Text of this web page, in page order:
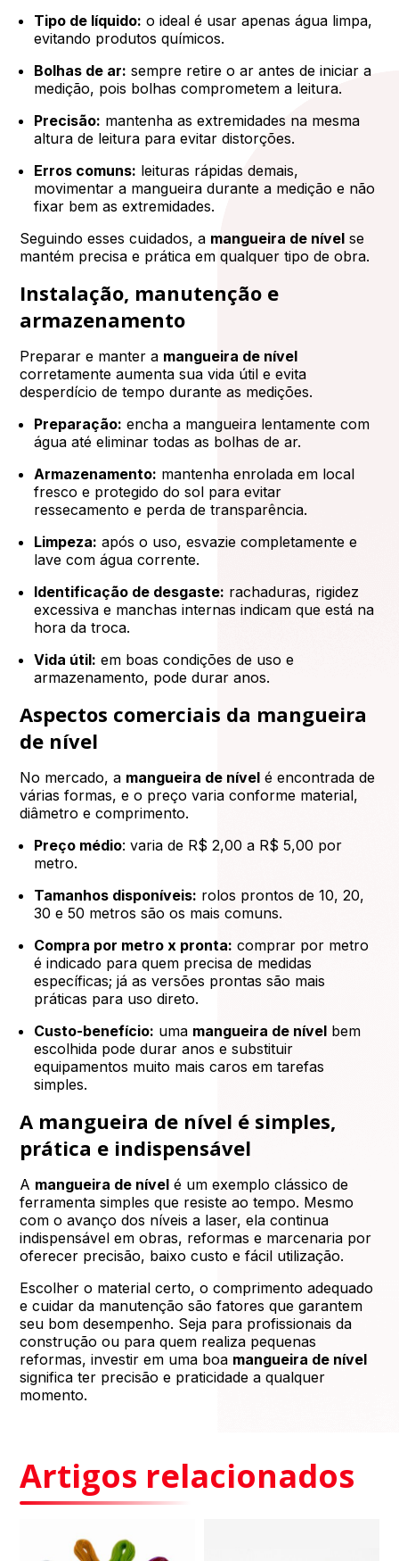
Tipo de líquido: o ideal é usar apenas água limpa,
evitando produtos químicos.
Bolhas de ar: sempre retire o ar antes de iniciar a
medição, pois bolhas comprometem a leitura.
Precisão: mantenha as extremidades na mesma
altura de leitura para evitar distorções.
Erros comuns: leituras rápidas demais,
movimentar a mangueira durante a medição e não
fixar bem as extremidades.
Seguindo esses cuidados, a mangueira de nível se
mantém precisa e prática em qualquer tipo de obra.
Instalação, manutenção e
armazenamento
Preparar e manter a mangueira de nível
corretamente aumenta sua vida útil e evita
desperdício de tempo durante as medições.
Preparação: encha a mangueira lentamente com
água até eliminar todas as bolhas de ar.
Armazenamento: mantenha enrolada em local
fresco e protegido do sol para evitar
ressecamento e perda de transparência.
Limpeza: após o uso, esvazie completamente e
lave com água corrente.
Identificação de desgaste: rachaduras, rigidez
excessiva e manchas internas indicam que está na
hora da troca.
Vida útil: em boas condições de uso e
armazenamento, pode durar anos.
Aspectos comerciais da mangueira
de nível
No mercado, a mangueira de nível é encontrada de
várias formas, e o preço varia conforme material,
diâmetro e comprimento.
Preço médio: varia de R$ 2,00 a R$ 5,00 por
metro.
Tamanhos disponíveis: rolos prontos de 10, 20,
30 e 50 metros são os mais comuns.
Compra por metro x pronta: comprar por metro
é indicado para quem precisa de medidas
específicas; já as versões prontas são mais
práticas para uso direto.
Custo-benefício: uma mangueira de nível bem
escolhida pode durar anos e substituir
equipamentos muito mais caros em tarefas
simples.
A mangueira de nível é simples,
prática e indispensável
A mangueira de nível é um exemplo clássico de
ferramenta simples que resiste ao tempo. Mesmo
com o avanço dos níveis a laser, ela continua
indispensável em obras, reformas e marcenaria por
oferecer precisão, baixo custo e fácil utilização.
Escolher o material certo, o comprimento adequado
e cuidar da manutenção são fatores que garantem
seu bom desempenho. Seja para profissionais da
construção ou para quem realiza pequenas
reformas, investir em uma boa mangueira de nível
significa ter precisão e praticidade a qualquer
momento.
Artigos relacionados